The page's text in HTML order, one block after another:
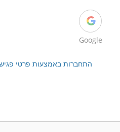
Google
התחברות באמצעות פרטי